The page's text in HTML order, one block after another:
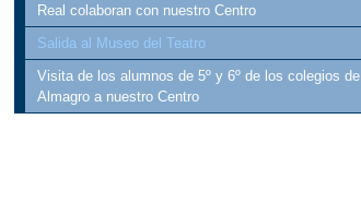
Real colaboran con nuestro Centro
Salida al Museo del Teatro
Visita de los alumnos de 5º y 6º de los colegios de
Almagro a nuestro Centro